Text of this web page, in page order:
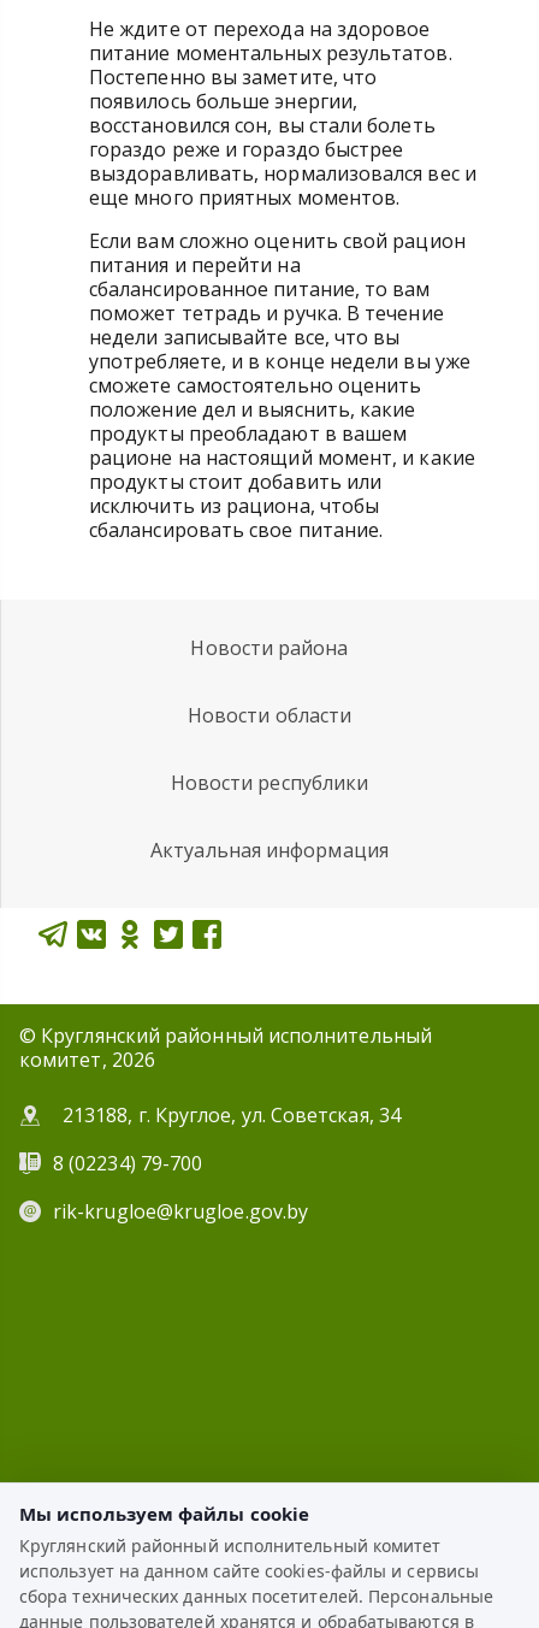
Не ждите от перехода на здоровое
питание моментальных результатов.
Постепенно вы заметите, что
появилось больше энергии,
восстановился сон, вы стали болеть
гораздо реже и гораздо быстрее
выздоравливать, нормализовался вес и
еще много приятных моментов.
Если вам сложно оценить свой рацион
питания и перейти на
сбалансированное питание, то вам
поможет тетрадь и ручка. В течение
недели записывайте все, что вы
употребляете, и в конце недели вы уже
сможете самостоятельно оценить
положение дел и выяснить, какие
продукты преобладают в вашем
рационе на настоящий момент, и какие
продукты стоит добавить или
исключить из рациона, чтобы
сбалансировать свое питание.
Новости района
Новости области
Новости республики
Актуальная информация
© Круглянский районный исполнительный
комитет, 2026
213188, г. Круглое, ул. Советская, 34
8 (02234) 79-700
rik-krugloe@krugloe.gov.by
ЭЛЕКТРОННОЕ ОБРАЩЕНИЕ
Мы используем файлы cookie
Круглянский районный исполнительный комитет
использует на данном сайте cookies-файлы и сервисы
сбора технических данных посетителей. Персональные
данные пользователей хранятся и обрабатываются в